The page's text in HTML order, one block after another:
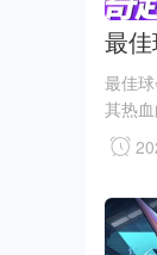
最
会
最佳
其热
这里
本，
问题